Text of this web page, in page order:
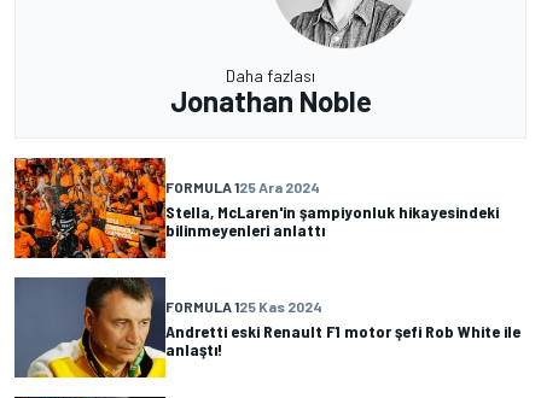
Daha fazlası
Jonathan Noble
FORMULA 125 Ara 2024
Stella, McLaren'in şampiyonluk hikayesindeki
bilinmeyenleri anlattı
FORMULA 125 Kas 2024
Andretti eski Renault F1 motor şefi Rob White ile
anlaştı!